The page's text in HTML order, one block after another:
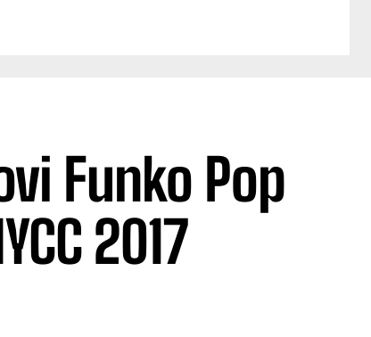
Funko Pop
2017